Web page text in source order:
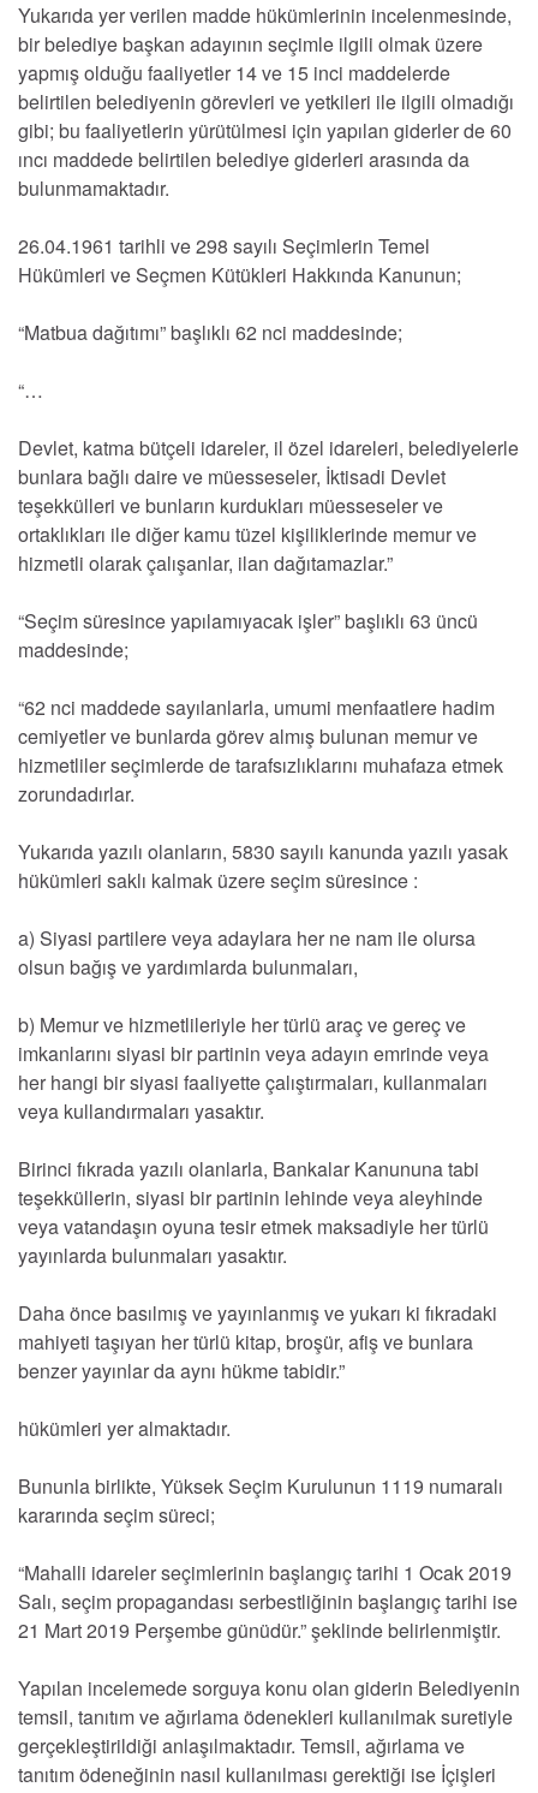
Yukarıda yer verilen madde hükümlerinin incelenmesinde,
bir belediye başkan adayının seçimle ilgili olmak üzere
yapmış olduğu faaliyetler 14 ve 15 inci maddelerde
belirtilen belediyenin görevleri ve yetkileri ile ilgili olmadığı
gibi; bu faaliyetlerin yürütülmesi için yapılan giderler de 60
ıncı maddede belirtilen belediye giderleri arasında da
bulunmamaktadır.
26.04.1961 tarihli ve 298 sayılı Seçimlerin Temel
Hükümleri ve Seçmen Kütükleri Hakkında Kanunun;
“Matbua dağıtımı” başlıklı 62 nci maddesinde;
“…
Devlet, katma bütçeli idareler, il özel idareleri, belediyelerle
bunlara bağlı daire ve müesseseler, İktisadi Devlet
teşekkülleri ve bunların kurdukları müesseseler ve
ortaklıkları ile diğer kamu tüzel kişiliklerinde memur ve
hizmetli olarak çalışanlar, ilan dağıtamazlar.”
“Seçim süresince yapılamıyacak işler” başlıklı 63 üncü
maddesinde;
“62 nci maddede sayılanlarla, umumi menfaatlere hadim
cemiyetler ve bunlarda görev almış bulunan memur ve
hizmetliler seçimlerde de tarafsızlıklarını muhafaza etmek
zorundadırlar.
Yukarıda yazılı olanların, 5830 sayılı kanunda yazılı yasak
hükümleri saklı kalmak üzere seçim süresince :
a) Siyasi partilere veya adaylara her ne nam ile olursa
olsun bağış ve yardımlarda bulunmaları,
b) Memur ve hizmetlileriyle her türlü araç ve gereç ve
imkanlarını siyasi bir partinin veya adayın emrinde veya
her hangi bir siyasi faaliyette çalıştırmaları, kullanmaları
veya kullandırmaları yasaktır.
Birinci fıkrada yazılı olanlarla, Bankalar Kanununa tabi
teşekküllerin, siyasi bir partinin lehinde veya aleyhinde
veya vatandaşın oyuna tesir etmek maksadiyle her türlü
yayınlarda bulunmaları yasaktır.
Daha önce basılmış ve yayınlanmış ve yukarı ki fıkradaki
mahiyeti taşıyan her türlü kitap, broşür, afiş ve bunlara
benzer yayınlar da aynı hükme tabidir.”
hükümleri yer almaktadır.
Bununla birlikte, Yüksek Seçim Kurulunun 1119 numaralı
kararında seçim süreci;
“Mahalli idareler seçimlerinin başlangıç tarihi 1 Ocak 2019
Salı, seçim propagandası serbestliğinin başlangıç tarihi ise
21 Mart 2019 Perşembe günüdür.” şeklinde belirlenmiştir.
Yapılan incelemede sorguya konu olan giderin Belediyenin
temsil, tanıtım ve ağırlama ödenekleri kullanılmak suretiyle
gerçekleştirildiği anlaşılmaktadır. Temsil, ağırlama ve
tanıtım ödeneğinin nasıl kullanılması gerektiği ise İçişleri